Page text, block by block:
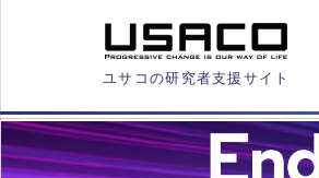
ユサコの研究者支援サイト